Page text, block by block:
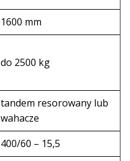
1600 mm
do 2500 kg
tandem resorowany lub
wahacze
400/60 – 15,5